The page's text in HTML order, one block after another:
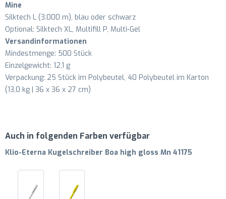
Mine
Silktech L (3.000 m), blau oder schwarz
Optional: Silktech XL, Multifill P, Multi-Gel
Versandinformationen
Mindestmenge: 500 Stück
Einzelgewicht: 12,1 g
Verpackung: 25 Stück im Polybeutel, 40 Polybeutel im Karton
(13,0 kg | 36 x 36 x 27 cm)
Auch in folgenden Farben verfügbar
Klio-Eterna Kugelschreiber Boa high gloss Mn 41175